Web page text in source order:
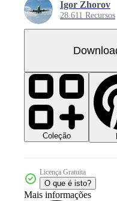
Igor Zhorov
28.611 Recursos
Coleção
Licença Gratuita
O que é isto?
Mais informações